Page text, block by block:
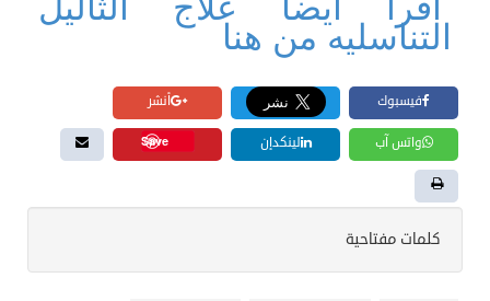
التناسليه من هنا
فيسبوك أنشر
واتس آب لينكدإن Save
كلمات مفتاحية